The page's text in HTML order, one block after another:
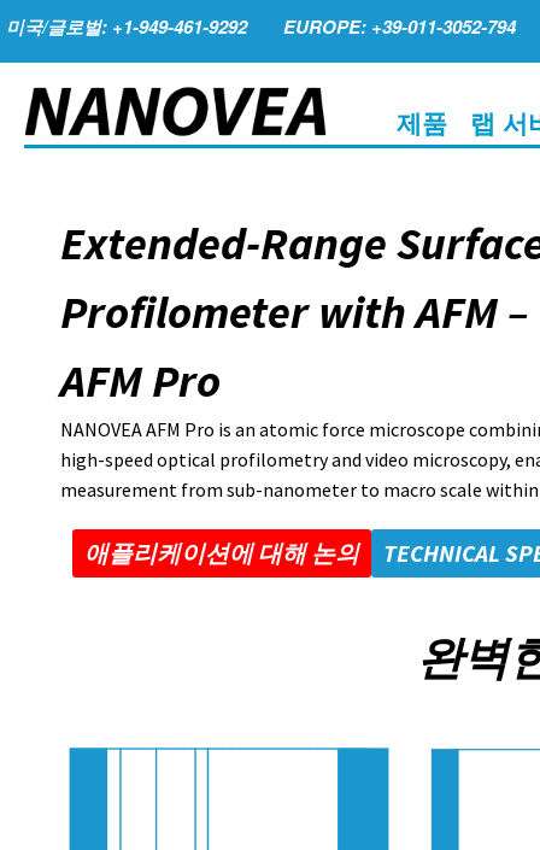
미국/글로벌: +1-949-461-9292 EUROPE: +39-011-3052-794
제품 랩 서
Extended-Range
Profilometer with AFM –
AFM Pro
NANOVEA AFM Pro is an atomic force microscope
high-speed optical profilometry and video microscopy,
measurement from sub-nanometer to macro scale
애플리케이션에 대해 논의 TECHNICAL
완벽